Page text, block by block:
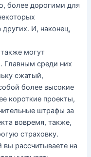
более дорогими для
И, наконец,
могут
Главным среди них
сжатый,
более высокие
короткие проекты,
штрафы за
вовремя, также,
страховку.
рассчитываете на